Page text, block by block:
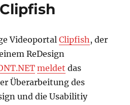
VideoportalClipfish, der
ReDesign
meldet das
Überarbeitung des
und die Usabilitiy